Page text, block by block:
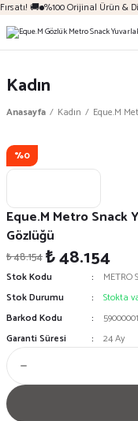
🚚 %100 Orijinal Ürün &
Kadın
Anasayfa Kadın Eque.M
%0
Eque.M Metro Snack
Gözlüğü
₺ 48.154₺ 48.154
Stok Kodu
METRO
Stok Durumu
Stokta
Barkod Kodu
Garanti Süresi
24 Ay